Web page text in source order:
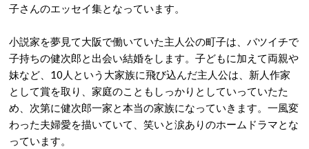
子さんのエッセイ集となっています。
小説家を夢見て大阪で働いていた主人公の町子は、バツイチで
子持ちの健次郎と出会い結婚をします。子どもに加えて両親や
妹など、10人という大家族に飛び込んだ主人公は、新人作家
として賞を取り、家庭のこともしっかりとしていっていたた
め、次第に健次郎一家と本当の家族になっていきます。一風変
わった夫婦愛を描いていて、笑いと涙ありのホームドラマとな
っています。